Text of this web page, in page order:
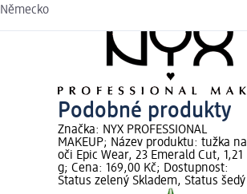
Německo
Podobné produkty
Značka: NYX PROFESSIONAL
MAKEUP; Název produktu: tužka na
oči Epic Wear, 23 Emerald Cut, 1,21
g; Cena: 169,00 Kč; Dostupnost:
Status zelený Skladem, Status šedý